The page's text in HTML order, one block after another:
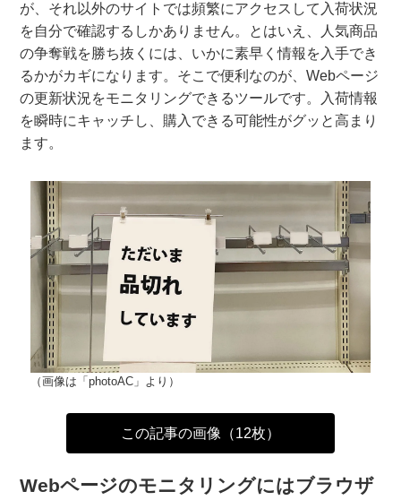
が、それ以外のサイトでは頻繁にアクセスして入荷状況
を自分で確認するしかありません。とはいえ、人気商品
の争奪戦を勝ち抜くには、いかに素早く情報を入手でき
るかがカギになります。そこで便利なのが、Webページ
の更新状況をモニタリングできるツールです。入荷情報
を瞬時にキャッチし、購入できる可能性がグッと高まり
ます。
（画像は「photoAC」より）
この記事の画像（12枚）
Webページのモニタリングにはブラウザ